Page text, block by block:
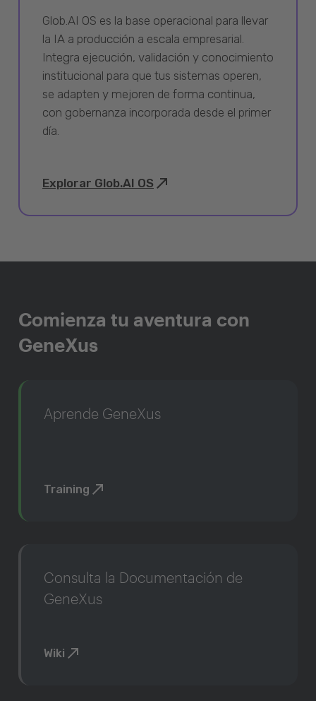
Glob.AI OS es la base operacional para llevar
la IA a producción a escala empresarial.
Integra ejecución, validación y conocimiento
institucional para que tus sistemas operen,
se adapten y mejoren de forma continua,
con gobernanza incorporada desde el primer
día.
Explorar Glob.AI OS
Comienza tu aventura con
GeneXus
Aprende GeneXus
Training
Consulta la Documentación de
GeneXus
Wiki